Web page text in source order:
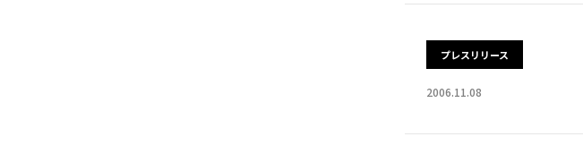
プレスリリース
2006.11.08